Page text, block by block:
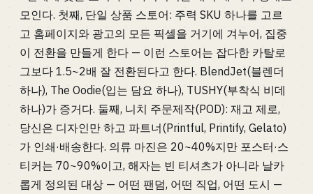
모인다. 첫째, 단일 상품 스토어: 주력 SKU 하나를 고르
고 홈페이지와 광고의 모든 픽셀을 거기에 겨누어, 집중
이 전환을 만들게 한다 — 이런 스토어는 잡다한 카탈로
그보다 1.5~2배 잘 전환된다고 한다. BlendJet(블렌더
하나), The Oodie(입는 담요 하나), TUSHY(부착식 비데
하나)가 증거다. 둘째, 니치 주문제작(POD): 재고 제로,
당신은 디자인만 하고 파트너(Printful, Printify, Gelato)
가 인쇄·배송한다. 의류 마진은 20~40%지만 포스터·스
티커는 70~90%이고, 해자는 빈 티셔츠가 아니라 날카
롭게 정의된 대상 — 어떤 팬덤, 어떤 직업, 어떤 도시 —